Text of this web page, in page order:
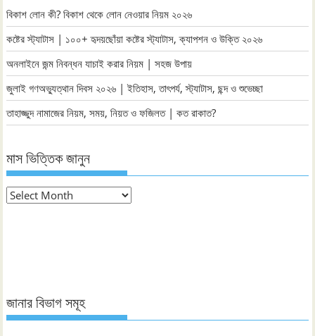
বিকাশ লোন কী? বিকাশ থেকে লোন নেওয়ার নিয়ম ২০২৬
কষ্টের স্ট্যাটাস | ১০০+ হৃদয়ছোঁয়া কষ্টের স্ট্যাটাস, ক্যাপশন ও উক্তি ২০২৬
অনলাইনে জন্ম নিবন্ধন যাচাই করার নিয়ম | সহজ উপায়
জুলাই গণঅভ্যুত্থান দিবস ২০২৬ | ইতিহাস, তাৎপর্য, স্ট্যাটাস, ছন্দ ও শুভেচ্ছা
তাহাজ্জুদ নামাজের নিয়ম, সময়, নিয়ত ও ফজিলত | কত রাকাত?
মাস ভিত্তিক জানুন
মাস
জানার বিভাগ সমূহ